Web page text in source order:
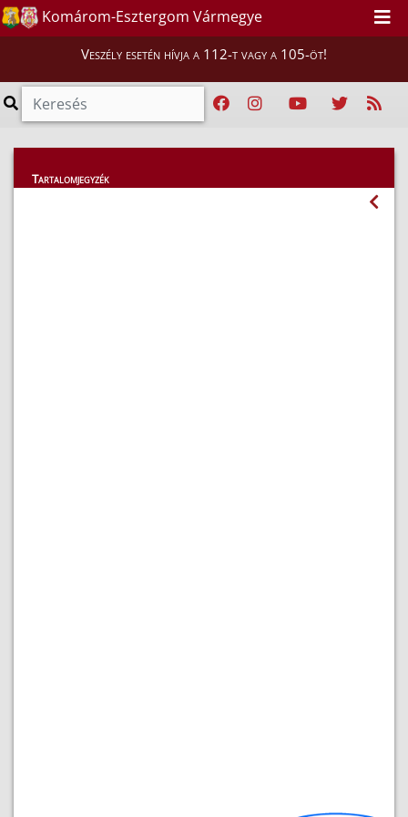
Komárom-Esztergom Vármegye
Veszély esetén hívja a 112-t vagy a 105-öt!
Közérdekű adatok
Tartalomjegyzék